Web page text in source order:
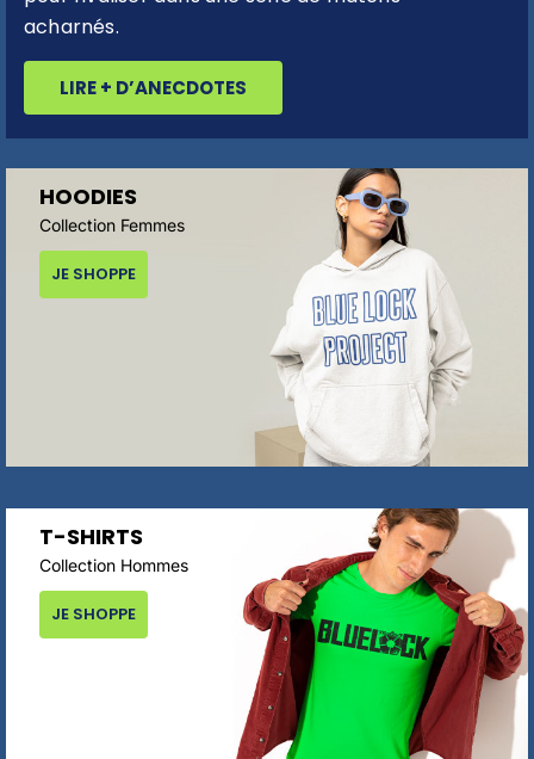
acharnés.
LIRE + D’ANECDOTES
HOODIES
Collection Femmes
JE SHOPPE
T-SHIRTS
Collection Hommes
JE SHOPPE